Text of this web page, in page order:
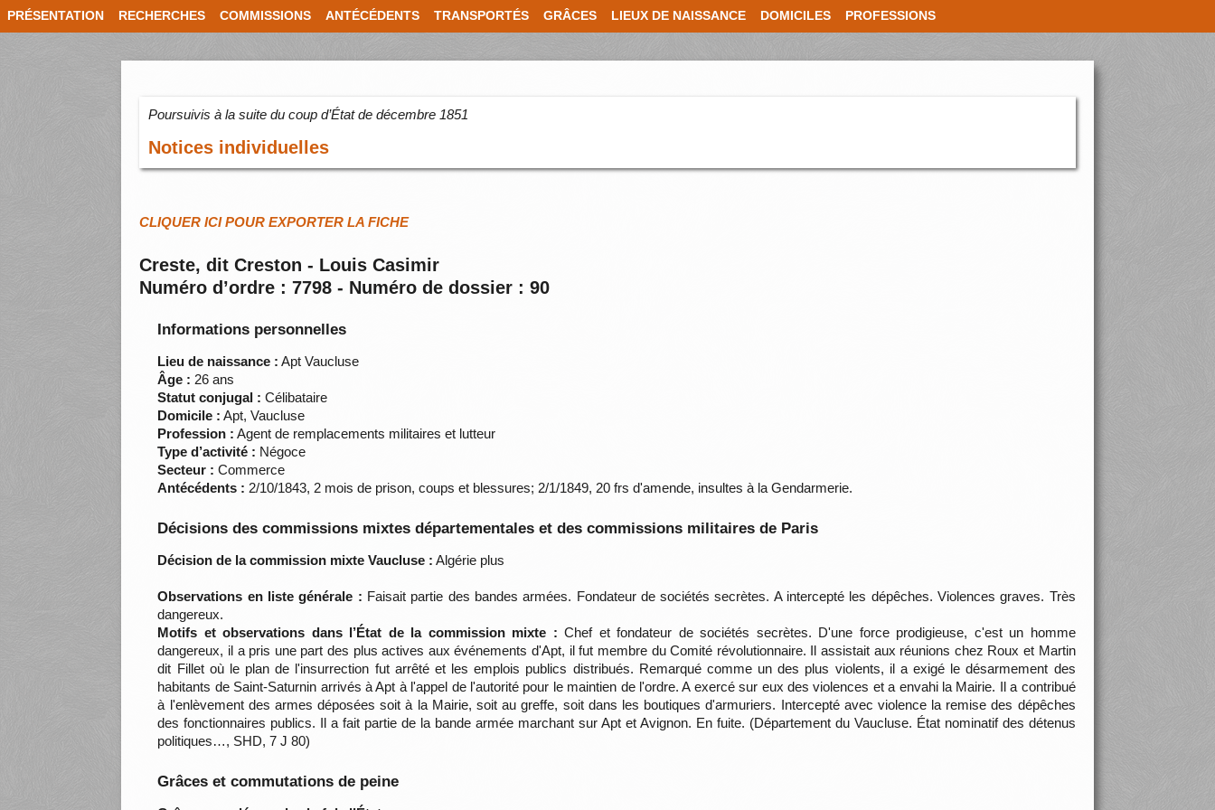
PRÉSENTATION RECHERCHES COMMISSIONS ANTÉCÉDENTS TRANSPORTÉS GRÂCES LIEUX DE NAISSANCE DOMICILES PROFESSIONS
Poursuivis à la suite du coup d’État de décembre 1851
Notices individuelles
CLIQUER ICI POUR EXPORTER LA FICHE
Creste, dit Creston - Louis Casimir
Numéro d’ordre : 7798 - Numéro de dossier : 90
Informations personnelles
Lieu de naissance : Apt Vaucluse
Âge : 26 ans
Statut conjugal : Célibataire
Domicile : Apt, Vaucluse
Profession : Agent de remplacements militaires et lutteur
Type d’activité : Négoce
Secteur : Commerce
Antécédents : 2/10/1843, 2 mois de prison, coups et blessures; 2/1/1849, 20 frs d'amende, insultes à la Gendarmerie.
Décisions des commissions mixtes départementales et des commissions militaires de Paris
Décision de la commission mixte Vaucluse : Algérie plus
Observations en liste générale : Faisait partie des bandes armées. Fondateur de sociétés secrètes. A intercepté les dépêches. Violences graves. Très
dangereux.
Motifs et observations dans l’État de la commission mixte : Chef et fondateur de sociétés secrètes. D'une force prodigieuse, c'est un homme
dangereux, il a pris une part des plus actives aux événements d'Apt, il fut membre du Comité révolutionnaire. Il assistait aux réunions chez Roux et Martin
dit Fillet où le plan de l'insurrection fut arrêté et les emplois publics distribués. Remarqué comme un des plus violents, il a exigé le désarmement des
habitants de Saint-Saturnin arrivés à Apt à l'appel de l'autorité pour le maintien de l'ordre. A exercé sur eux des violences et a envahi la Mairie. Il a contribué
à l'enlèvement des armes déposées soit à la Mairie, soit au greffe, soit dans les boutiques d'armuriers. Intercepté avec violence la remise des dépêches
des fonctionnaires publics. Il a fait partie de la bande armée marchant sur Apt et Avignon. En fuite. (Département du Vaucluse. État nominatif des détenus
politiques…, SHD, 7 J 80)
Grâces et commutations de peine